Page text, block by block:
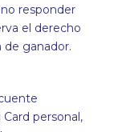
responder
el derecho
de ganador.
personal,